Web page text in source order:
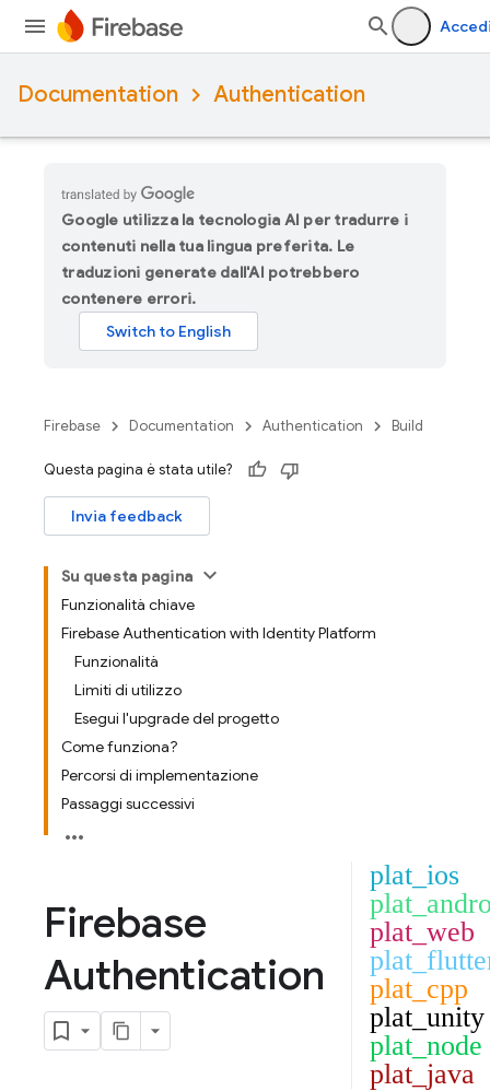
Documentation Authentication
Google utilizza la tecnologia AI per tradurre i
contenuti nella tua lingua preferita. Le
traduzioni generate dall'AI potrebbero
contenere errori.
Firebase Documentation Authentication Build
Questa pagina è stata utile?
Invia feedback
Su questa pagina
Funzionalità chiave
Firebase Authentication with Identity Platform
Funzionalità
Limiti di utilizzo
Esegui l'upgrade del progetto
Come funziona?
Percorsi di implementazione
Passaggi successivi
Firebase
Authentication
plat_ios
plat_web
plat_cpp
plat_unity
plat_node
plat_java